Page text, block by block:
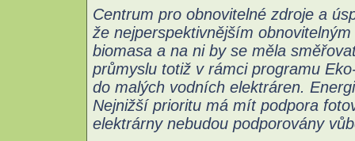
Centrum pro obnovitelné zdroje a
že nejperspektivnějším
biomasa a na ni by se měla
průmyslu totiž v rámci programu
do malých vodních elektráren.
Nejnižší prioritu má mít podpora
elektrárny nebudou podporovány